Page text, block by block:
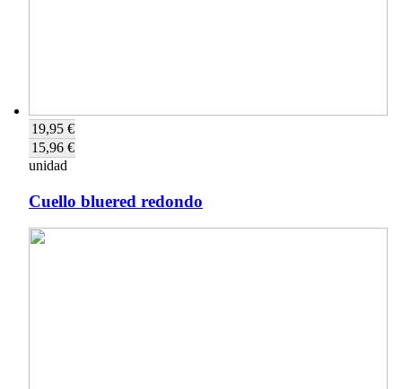
19,95 €
15,96 €
unidad
Cuello bluered redondo